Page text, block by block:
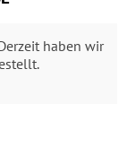
haben wir